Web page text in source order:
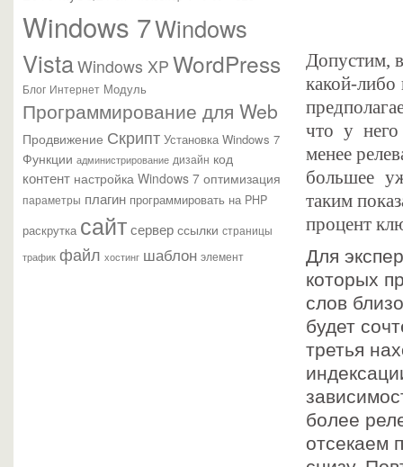
Windows 7Windows
VistaWindows XP WordPress
Блог Интернет Модуль
Программирование для Web
Продвижение Скрипт Установка Windows 7
Функции администрирование дизайн код
контент настройка Windows 7 оптимизация
параметры плагин программировать на PHP
раскрутка сайтсервер ссылки страницы
трафик файл хостинг шаблон элемент
Допустим,
какой-либо
что у
менее
большее
таким
процент
Для
которых
слов
будет
третья
более
отсекаем